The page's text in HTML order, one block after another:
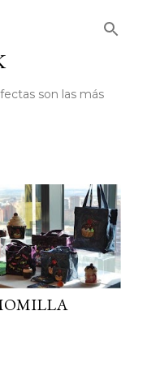
son las más